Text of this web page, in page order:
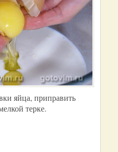
яйца, приправить
терке.